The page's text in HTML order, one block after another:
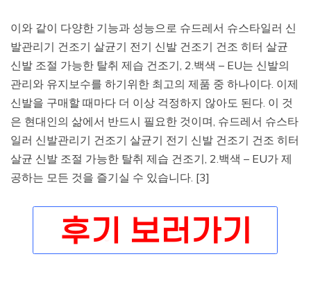
이와 같이 다양한 기능과 성능으로 슈드레서 슈스타일러 신
발관리기 건조기 살균기 전기 신발 건조기 건조 히터 살균
신발 조절 가능한 탈취 제습 건조기, 2.백색 – EU는 신발의
관리와 유지보수를 하기위한 최고의 제품 중 하나이다. 이제
신발을 구매할 때마다 더 이상 걱정하지 않아도 된다. 이 것
은 현대인의 삶에서 반드시 필요한 것이며, 슈드레서 슈스타
일러 신발관리기 건조기 살균기 전기 신발 건조기 건조 히터
살균 신발 조절 가능한 탈취 제습 건조기, 2.백색 – EU가 제
공하는 모든 것을 즐기실 수 있습니다. [3]